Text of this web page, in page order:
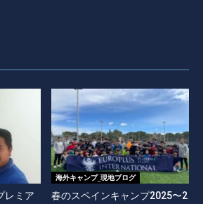
レミア
海外キャンプ_現地ブログ
春のスペインキャンプ2025〜2